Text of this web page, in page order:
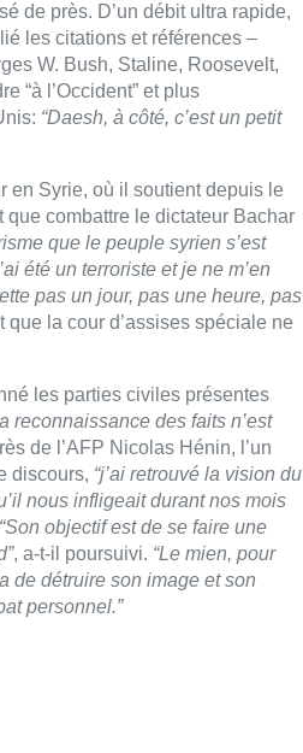
de près. D’un débit ultra rapide,
les citations et références –
W. Bush, Staline, Roosevelt,
“à l’Occident” et plus
“Daesh, à côté, c’est un petit
en Syrie, où il soutient depuis le
que combattre le dictateur Bachar
que le peuple syrien s’est
été un terroriste et je ne m’en
pas un jour, pas une heure, pas
que la cour d’assises spéciale ne
les parties civiles présentes
reconnaissance des faits n’est
de l’AFP Nicolas Hénin, l’un
discours, “j’ai retrouvé la vision du
nous infligeait durant nos mois
“Son objectif est de se faire une
, a-t-il poursuivi. “Le mien, pour
de détruire son image et son
personnel.”